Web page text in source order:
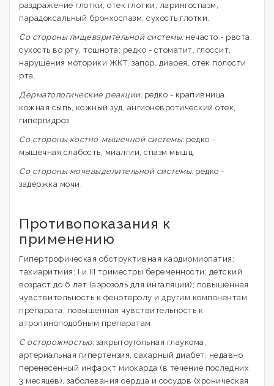
раздражение глотки, отек глотки, ларингоспазм,
парадоксальный бронхоспазм, сухость глотки.
Со стороны пищеварительной системы:нечасто - рвота,
сухость во рту, тошнота; редко - стоматит, глоссит,
нарушения моторики ЖКТ, запор, диарея, отек полости
рта.
Дерматологические реакции:редко - крапивница,
кожная сыпь, кожный зуд, ангионевротический отек,
гипергидроз.
Со стороны костно-мышечной системы:редко -
мышечная слабость, миалгии, спазм мышц.
Со стороны мочевыделительной системы:редко -
задержка мочи.
Противопоказания к
применению
Гипертрофическая обструктивная кардиомиопатия;
тахиаритмия; I и III триместры беременности; детский
возраст до 6 лет (аэрозоль для ингаляций); повышенная
чувствительность к фенотеролу и другим компонентам
препарата; повышенная чувствительность к
атропиноподобным препаратам.
С осторожностью:закрытоугольная глаукома,
артериальная гипертензия, сахарный диабет, недавно
перенесенный инфаркт миокарда (в течение последних
3 месяцев), заболевания сердца и сосудов (хроническая